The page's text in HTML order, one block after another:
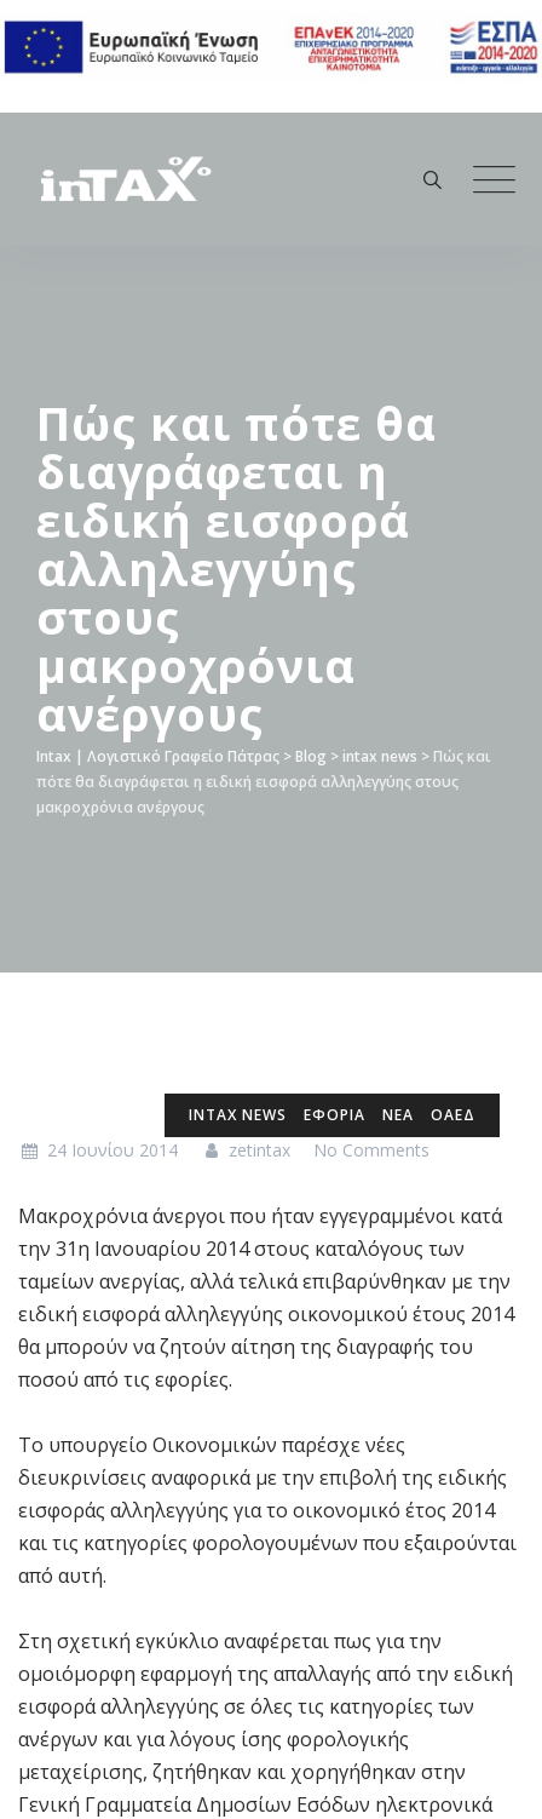
content
Πώς και πότε θα
διαγράφεται η
ειδική εισφορά
αλληλεγγύης
στους
μακροχρόνια
ανέργους
Intax | Λογιστικό Γραφείο Πάτρας > Blog > intax news > Πώς και
πότε θα διαγράφεται η ειδική εισφορά αλληλεγγύης στους
μακροχρόνια ανέργους
INTAX NEWS ΕΦΟΡΙΑ ΝΕΑ ΟΑΕΔ
24 Ιουνίου 2014 zetintax No Comments
Μακροχρόνια άνεργοι που ήταν εγγεγραμμένοι κατά
την 31η Ιανουαρίου 2014 στους καταλόγους των
ταμείων ανεργίας, αλλά τελικά επιβαρύνθηκαν με την
ειδική εισφορά αλληλεγγύης οικονομικού έτους 2014
θα μπορούν να ζητούν αίτηση της διαγραφής του
ποσού από τις εφορίες.
Το υπουργείο Οικονομικών παρέσχε νέες
διευκρινίσεις αναφορικά με την επιβολή της ειδικής
εισφοράς αλληλεγγύης για το οικονομικό έτος 2014
και τις κατηγορίες φορολογουμένων που εξαιρούνται
από αυτή.
Στη σχετική εγκύκλιο αναφέρεται πως για την
ομοιόμορφη εφαρμογή της απαλλαγής από την ειδική
εισφορά αλληλεγγύης σε όλες τις κατηγορίες των
ανέργων και για λόγους ίσης φορολογικής
μεταχείρισης, ζητήθηκαν και χορηγήθηκαν στην
Γενική Γραμματεία Δημοσίων Εσόδων ηλεκτρονικά